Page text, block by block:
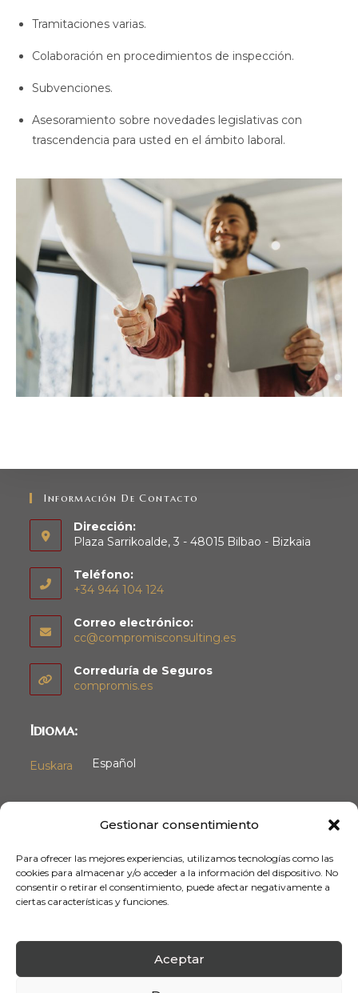
Gestionar consentimiento
Para ofrecer las mejores experiencias, utilizamos tecnologías como las
cookies para almacenar y/o acceder a la información del dispositivo. No
consentir o retirar el consentimiento, puede afectar negativamente a
ciertas características y funciones.
Aceptar
Tramitaciones varias.
Colaboración en procedimientos de inspección.
Subvenciones.
Asesoramiento sobre novedades legislativas con
trascendencia para usted en el ámbito laboral.
Información De Contacto
Dirección:
Plaza Sarrikoalde, 3 - 48015 Bilbao - Bizkaia
Teléfono:
+34 944 104 124
Correo electrónico:
cc@compromisconsulting.es
Correduría de Seguros
compromis.es
Idioma:
Euskara Español
POLÍTICA DE PRIVACIDAD
POLÍTICA DE COOKIES
ACCESIBILIDAD